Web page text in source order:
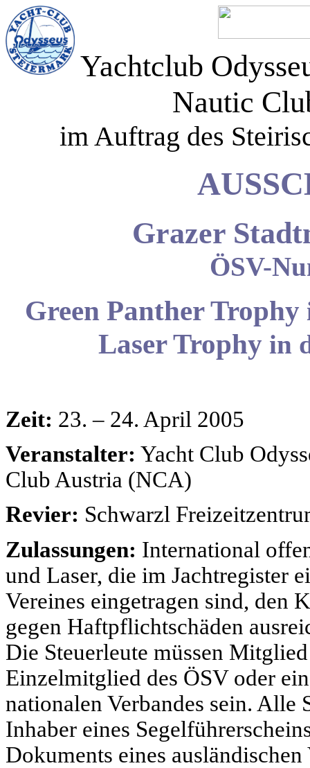
Yachtclub
Nautic
im Auftrag des
Grazer
ÖSV-
Green Panther Trophy
Laser Trophy in
Zeit: 23. – 24. April 2005
Veranstalter: Yacht Club
Club Austria (NCA)
Revier: Schwarzl
Zulassungen: International
und Laser, die im Jachtregister
Vereines eingetragen sind, den
gegen Haftpflichtschäden
Die Steuerleute müssen
Einzelmitglied des ÖSV oder
nationalen Verbandes sein. Alle
Inhaber eines
Dokuments eines ausländischen